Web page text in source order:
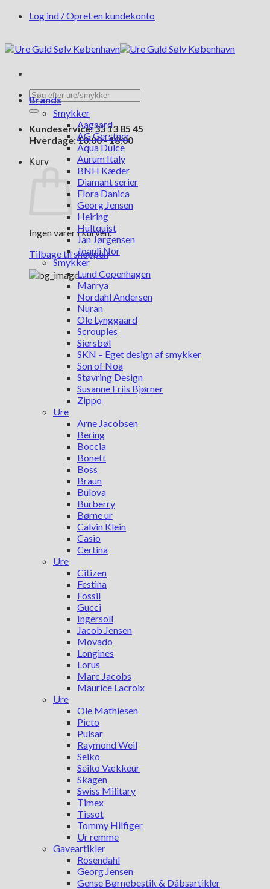
FortsætLog ind / Opret en kundekonto
Søg
efter:
Kundeservice: 33 13 85 45
Hverdage: 10:00 - 18:00
Kurv
Ingen varer i kurven.
Tilbage til shoppen
Brands
Smykker
Aagaard
AG Gerstner
Aqua Dulce
Aurum Italy
BNH Kæder
Diamant serier
Flora Danica
Georg Jensen
Heiring
Hultquist
Jan Jørgensen
Joanli Nor
Smykker
Lund Copenhagen
Marrya
Nordahl Andersen
Nuran
Ole Lynggaard
Scrouples
Siersbøl
SKN – Eget design af smykker
Son of Noa
Støvring Design
Susanne Friis Bjørner
Zippo
Ure
Arne Jacobsen
Bering
Boccia
Bonett
Boss
Braun
Bulova
Burberry
Børne ur
Calvin Klein
Casio
Certina
Ure
Citizen
Festina
Fossil
Gucci
Ingersoll
Jacob Jensen
Movado
Longines
Lorus
Marc Jacobs
Maurice Lacroix
Ure
Ole Mathiesen
Picto
Pulsar
Raymond Weil
Seiko
Seiko Vækkeur
Skagen
Swiss Military
Timex
Tissot
Tommy Hilfiger
Ur remme
Gaveartikler
Rosendahl
Georg Jensen
Gense Børnebestik & Dåbsartikler